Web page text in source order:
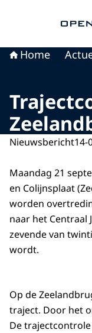
Home
Nieuwsbericht14-
Maandag 21
en Colijnsplaat
worden
naar het Centraal
zevende van
wordt.
Op de
traject. Door het
De